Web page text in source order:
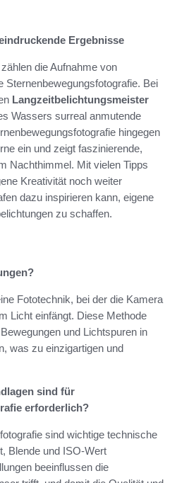
Ergebnisse
die Aufnahme von
Sternenbewegungsfotografie. Bei
Langzeitbelichtungsmeister
Wassers surreal anmutende
hingegen
ein und zeigt faszinierende,
Nachthimmel. Mit vielen Tipps
Kreativität noch weiter
dazu inspirieren kann, eigene
zu schaffen.
Fototechnik, bei der die Kamera
Licht einfängt. Diese Methode
und Lichtspuren in
was zu einzigartigen und
sind für
erforderlich?
sind wichtige technische
Blende und ISO-Wert
beeinflussen die